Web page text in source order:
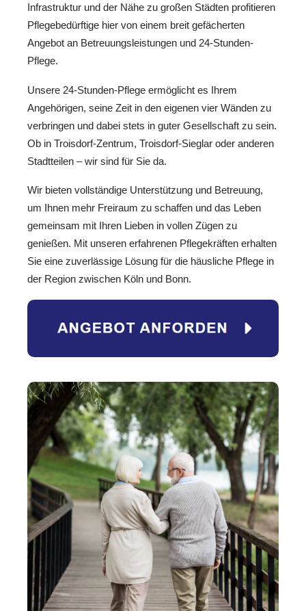
Infrastruktur und der Nähe zu großen Städten profitieren
Pflegebedürftige hier von einem breit gefächerten
Angebot an Betreuungsleistungen und 24-Stunden-
Pflege.
Unsere 24-Stunden-Pflege ermöglicht es Ihrem
Angehörigen, seine Zeit in den eigenen vier Wänden zu
verbringen und dabei stets in guter Gesellschaft zu sein.
Ob in Troisdorf-Zentrum, Troisdorf-Sieglar oder anderen
Stadtteilen – wir sind für Sie da.
Wir bieten vollständige Unterstützung und Betreuung,
um Ihnen mehr Freiraum zu schaffen und das Leben
gemeinsam mit Ihren Lieben in vollen Zügen zu
genießen. Mit unseren erfahrenen Pflegekräften erhalten
Sie eine zuverlässige Lösung für die häusliche Pflege in
der Region zwischen Köln und Bonn.